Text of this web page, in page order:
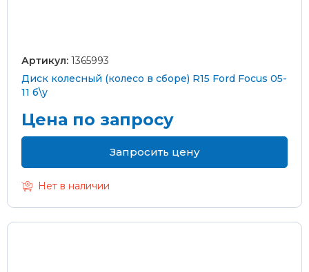
Артикул: 1365993
Диск колесный (колесо в сборе) R15 Ford Focus 05-
11 б\у
Цена по запросу
Запросить цену
Нет в наличии